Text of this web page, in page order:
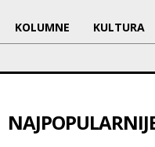
KOLUMNE KULTURA